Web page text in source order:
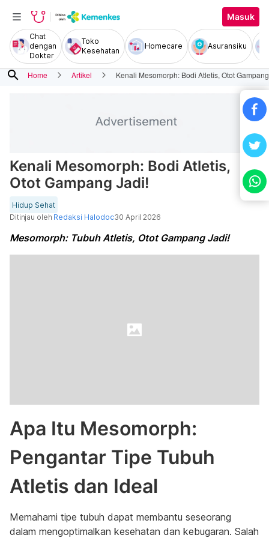
Masuk
Chat
dengan
Dokter
Toko
Kesehatan
Homecare Asuransiku
search Home Artikel Kenali Mesomorph: Bodi Atletis, Otot
Kenali Mesomorph: Bodi Atletis,
Otot Gampang Jadi!
Hidup Sehat
Ditinjau oleh Redaksi Halodoc30 April 2026
Mesomorph: Tubuh Atletis, Otot Gampang Jadi!
Apa Itu Mesomorph:
Pengantar Tipe Tubuh
Atletis dan Ideal
Memahami tipe tubuh dapat membantu seseorang
dalam mengoptimalkan kesehatan dan kebugaran. Salah